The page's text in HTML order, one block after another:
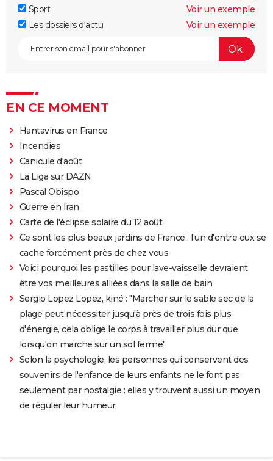
Sport
Voir un exemple
Les dossiers d'actu
Voir un exemple
EN CE MOMENT
Hantavirus en France
Incendies
Canicule d'août
La Liga sur DAZN
Pascal Obispo
Guerre en Iran
Carte de l'éclipse solaire du 12 août
Ce sont les plus beaux jardins de France : l'un d'entre eux se
cache forcément près de chez vous
Voici pourquoi les pastilles pour lave-vaisselle devraient
être vos meilleures alliées dans la salle de bain
Sergio Lopez Lopez, kiné : "Marcher sur le sable sec de la
plage peut nécessiter jusqu'à près de trois fois plus
d'énergie, cela oblige le corps à travailler plus dur que
lorsqu'on marche sur un sol ferme"
Selon la psychologie, les personnes qui conservent des
souvenirs de l'enfance de leurs enfants ne le font pas
seulement par nostalgie : elles y trouvent aussi un moyen
de réguler leur humeur